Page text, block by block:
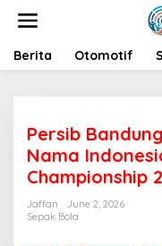
t
Berita Otomotif
Persib
Nama
Championship
Jaffan
June 2, 2026
Sepak Bola